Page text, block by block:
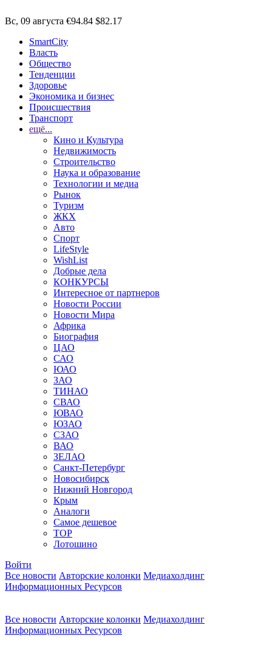
Вс, 09 августа €94.84 $82.17
SmartCity
Власть
Общество
Тенденции
Здоровье
Экономика и бизнес
Происшествия
Транспорт
ещё...
Кино и Культура
Недвижимость
Строительство
Наука и образование
Технологии и медиа
Рынок
Туризм
ЖКХ
Авто
Спорт
LifeStyle
WishList
Добрые дела
КОНКУРСЫ
Интересное от партнеров
Новости России
Новости Мира
Африка
Биография
ЦАО
САО
ЮАО
ЗАО
ТИНАО
СВАО
ЮВАО
ЮЗАО
СЗАО
ВАО
ЗЕЛАО
Санкт-Петербург
Новосибирск
Нижний Новгород
Крым
Аналоги
Самое дешевое
TOP
Лотошино
Войти
Все новости Авторские колонки Медиахолдинг
Информационных Ресурсов
Все новости Авторские колонки Медиахолдинг
Информационных Ресурсов